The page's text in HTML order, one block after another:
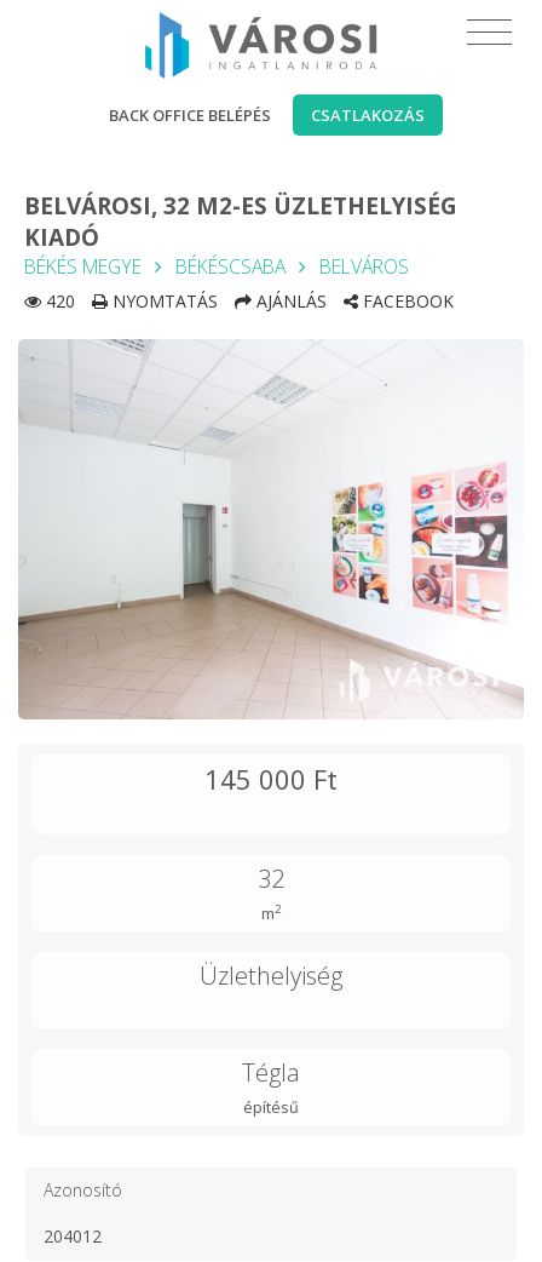
BACK OFFICE BELÉPÉS CSATLAKOZÁS
BELVÁROSI, 32 M2-ES ÜZLETHELYISÉG
KIADÓ
BÉKÉS MEGYE BÉKÉSCSABA BELVÁROS
420 NYOMTATÁS AJÁNLÁS FACEBOOK
145 000 Ft
32
m2
Üzlethelyiség
Tégla
építésű
Azonosító
204012